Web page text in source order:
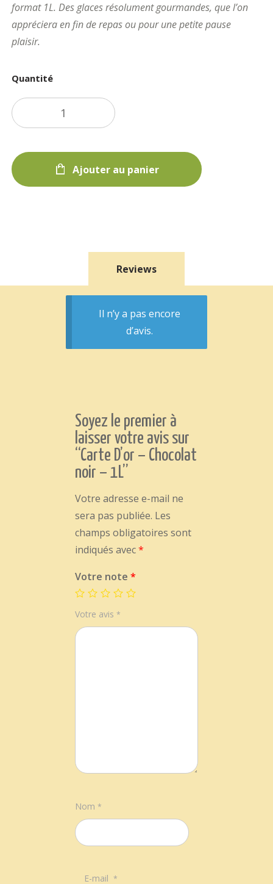
format 1L. Des glaces résolument gourmandes, que l’on
appréciera en fin de repas ou pour une petite pause
plaisir.
Quantité
Ajouter au panier
Reviews
Il n’y a pas encore
d’avis.
Soyez le premier à
laisser votre avis sur
“Carte D’or – Chocolat
noir – 1L”
Votre adresse e-mail ne
sera pas publiée. Les
champs obligatoires sont
indiqués avec*
Votre note*
Votre avis*
Nom*
E-mail*